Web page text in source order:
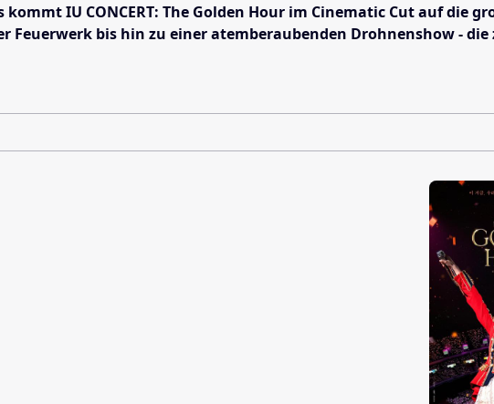
kommt IU CONCERT: The Golden Hour im Cinematic Cut auf
Feuerwerk bis hin zu einer atemberaubenden Drohnenshow -